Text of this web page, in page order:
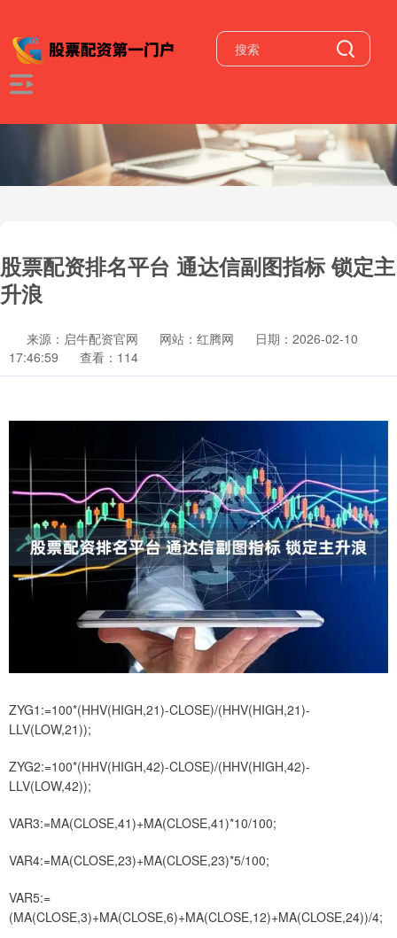
股票配资排名平台 通达信副图指标 锁定主
升浪
来源：启牛配资官网 网站：红腾网
日期：2026-02-10
17:46:59
查看：114
ZYG1:=100*(HHV(HIGH,21)-CLOSE)/(HHV(HIGH,21)-
LLV(LOW,21));
ZYG2:=100*(HHV(HIGH,42)-CLOSE)/(HHV(HIGH,42)-
LLV(LOW,42));
VAR3:=MA(CLOSE,41)+MA(CLOSE,41)*10/100;
VAR4:=MA(CLOSE,23)+MA(CLOSE,23)*5/100;
VAR5:=
(MA(CLOSE,3)+MA(CLOSE,6)+MA(CLOSE,12)+MA(CLOSE,24))/4;